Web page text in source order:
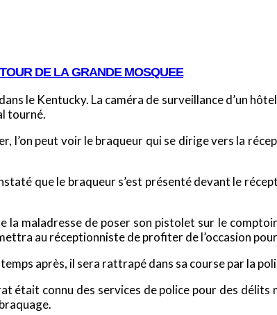
DE LA GRANDE MOSQUEE
le Kentucky. La caméra de surveillance d’un
tourné.
l’on peut voir le braqueur qui se dirige vers la
que le braqueur s’est présenté devant le
la maladresse de poser son pistolet sur le
au réceptionniste de profiter de l’occasion
après, il sera rattrapé dans sa course par la
était connu des services de police pour des